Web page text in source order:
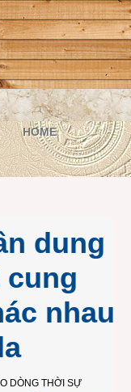
HOME
dung
nhau
DÒNG THỜI SỰ